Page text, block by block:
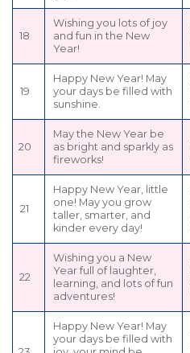
18
Wishing you lots of joy
and fun in the New
Year!
19
Happy New Year! May
your days be filled with
sunshine.
20
May the New Year be
as bright and sparkly as
fireworks!
21
Happy New Year, little
one! May you grow
taller, smarter, and
kinder every day!
22
Wishing you a New
Year full of laughter,
learning, and lots of fun
adventures!
Happy New Year! May
your days be filled with